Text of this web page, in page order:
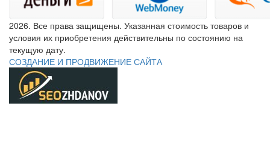
2026. Все права защищены. Указанная стоимость товаров и
условия их приобретения действительны по состоянию на
текущую дату.
СОЗДАНИЕ И ПРОДВИЖЕНИЕ САЙТА